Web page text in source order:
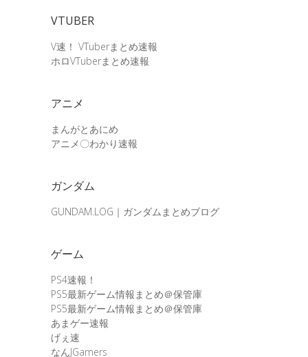
VTUBER
V速！ VTuberまとめ速報
ホロVTuberまとめ速報
アニメ
まんがとあにめ
アニメ〇わかり速報
ガンダム
GUNDAM.LOG｜ガンダムまとめブログ
ゲーム
PS4速報！
PS5最新ゲーム情報まとめ＠保管庫
PS5最新ゲーム情報まとめ＠保管庫
あまゲー速報
げぇ速
なんJGamers